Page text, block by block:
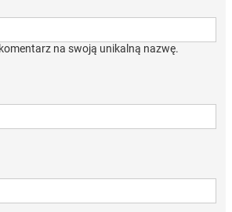
na swoją unikalną nazwę.